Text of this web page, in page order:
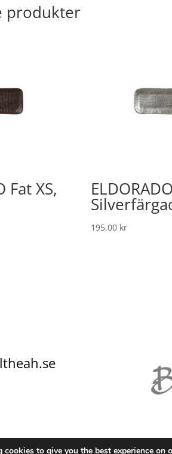
produkter
Fat XS,
195,00 kr
INTEGRITETSPOLICY
cookies to give you the best experience on